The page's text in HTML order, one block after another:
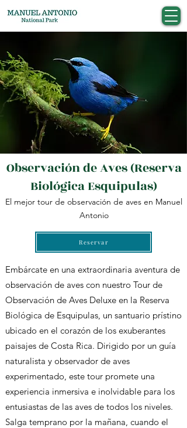
Observación de Aves (Reserva
Biológica Esquipulas)
El mejor tour de observación de aves en Manuel
Antonio
Reservar
Embárcate en una extraordinaria aventura de
observación de aves con nuestro Tour de
Observación de Aves Deluxe en la Reserva
Biológica de Esquipulas, un santuario prístino
ubicado en el corazón de los exuberantes
paisajes de Costa Rica. Dirigido por un guía
naturalista y observador de aves
experimentado, este tour promete una
experiencia inmersiva e inolvidable para los
entusiastas de las aves de todos los niveles.
Salga temprano por la mañana, cuando el